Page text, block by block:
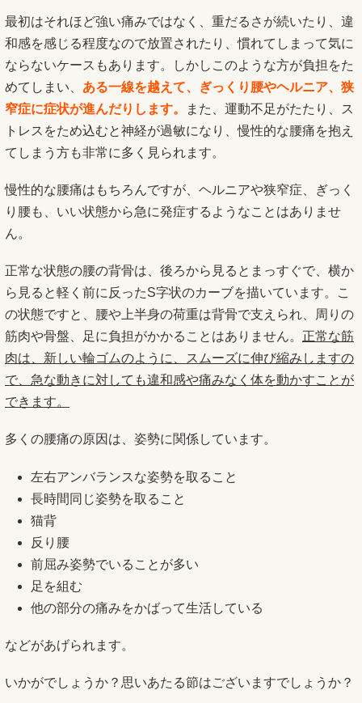
最初はそれほど強い痛みではなく、重だるさが続いたり、違
和感を感じる程度なので放置されたり、慣れてしまって気に
ならないケースもあります。しかしこのような方が負担をた
めてしまい、 ある一線を越えて、ぎっくり腰やヘルニア、狭
窄症に症状が進んだりします。
また、運動不足がたたり、ス
トレスをため込むと神経が過敏になり、慢性的な腰痛を抱え
てしまう方も非常に多く見られます。
慢性的な腰痛はもちろんですが、ヘルニアや狭窄症、ぎっく
り腰も、いい状態から急に発症するようなことはありませ
ん。
正常な状態の腰の背骨は、後ろから見るとまっすぐで、横か
ら見ると軽く前に反ったS字状のカーブを描いています。こ
の状態ですと、腰や上半身の荷重は背骨で支えられ、周りの
筋肉や骨盤、足に負担がかかることはありません。 正常な筋
肉は、新しい輪ゴムのように、スムーズに伸び縮みしますの
で、急な動きに対しても違和感や痛みなく体を動かすことが
できます。
多くの腰痛の原因は、姿勢に関係しています。
左右アンバランスな姿勢を取ること
長時間同じ姿勢を取ること
猫背
反り腰
前屈み姿勢でいることが多い
足を組む
他の部分の痛みをかばって生活している
などがあげられます。
いかがでしょうか？思いあたる節はございますでしょうか？